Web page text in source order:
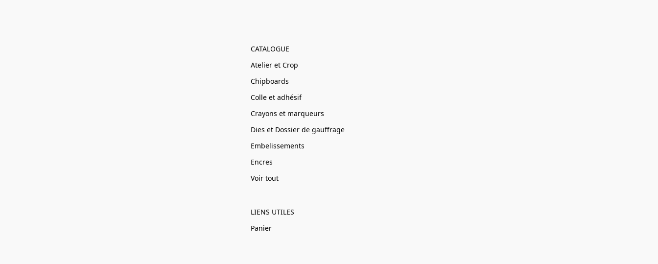
CATALOGUE
Atelier et Crop
Chipboards
Colle et adhésif
Crayons et marqueurs
Dies et Dossier de gauffrage
Embelissements
Encres
Voir tout
LIENS UTILES
Panier